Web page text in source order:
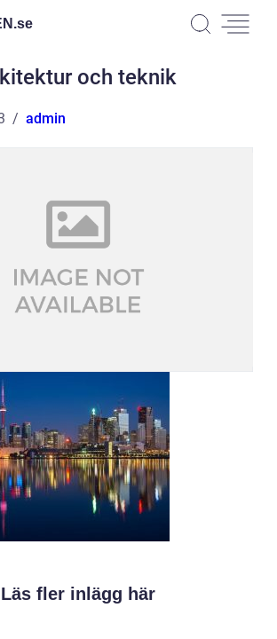
se
och teknik
admin
Läs fler inlägg här